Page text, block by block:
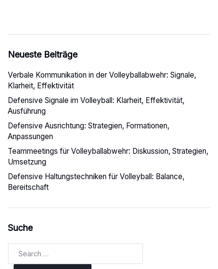
Neueste Beiträge
Verbale Kommunikation in der Volleyballabwehr: Signale,
Klarheit, Effektivität
Defensive Signale im Volleyball: Klarheit, Effektivität,
Ausführung
Defensive Ausrichtung: Strategien, Formationen,
Anpassungen
Teammeetings für Volleyballabwehr: Diskussion, Strategien,
Umsetzung
Defensive Haltungstechniken für Volleyball: Balance,
Bereitschaft
Suche
Search